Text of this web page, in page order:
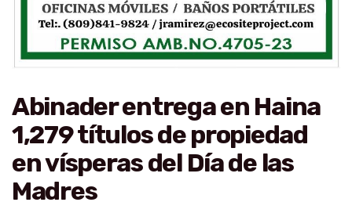
Abinader entrega en Haina
1,279 títulos de propiedad
en vísperas del Día de las
Madres